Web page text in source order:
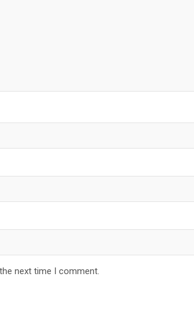
next time I comment.